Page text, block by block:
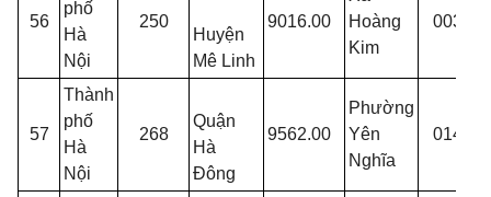
56
phố
Hà
Nội
250
Huyện
Mê Linh
9016.00
Hoàng
Kim
003
57
Thành
phố
Hà
Nội
268
Quận
Hà
Đông
9562.00
Phường
Yên
Nghĩa
014